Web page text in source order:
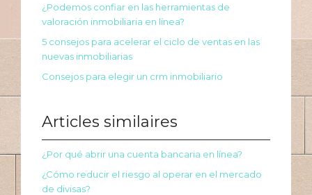
¿Podemos confiar en las herramientas de
valoración inmobiliaria en línea?
5 consejos para acelerar el ciclo de ventas en las
nuevas inmobiliarias
Consejos para elegir un crm inmobiliario
Articles similaires
¿Por qué abrir una cuenta bancaria en línea?
¿Cómo reducir el riesgo al operar en el mercado
de divisas?